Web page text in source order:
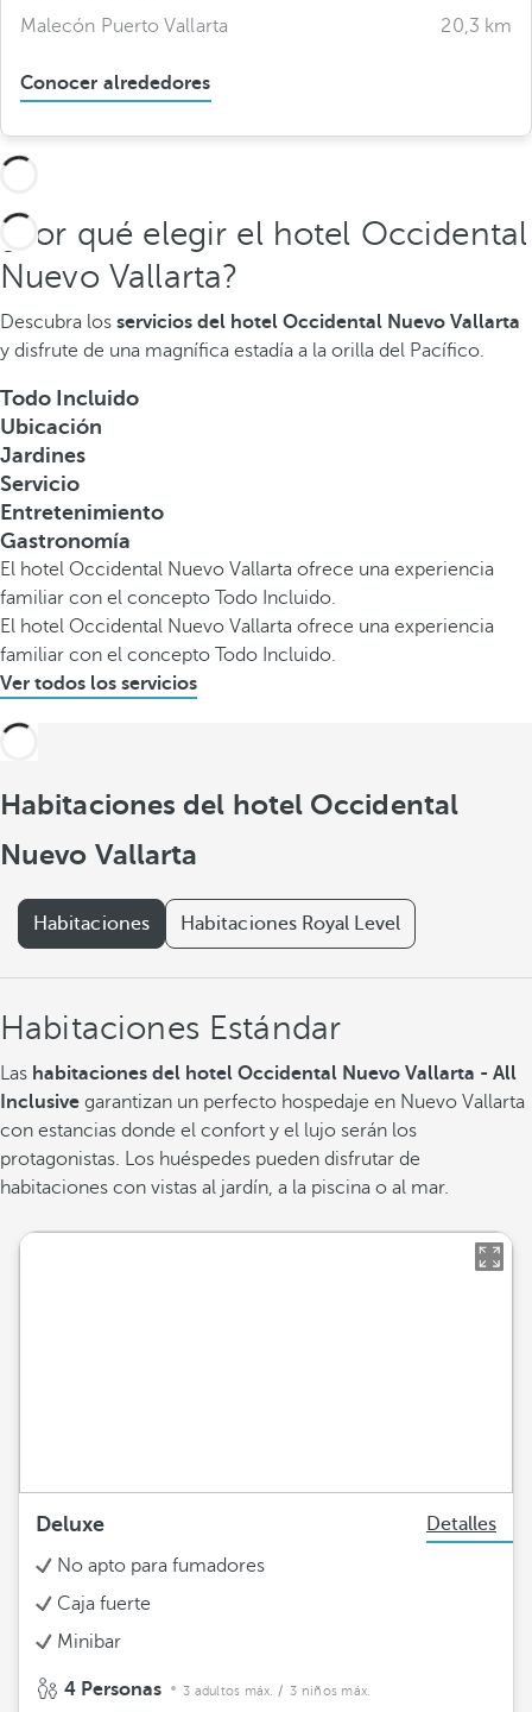
Malecón Puerto Vallarta
20,3 km
Conocer alrededores
¿Por qué elegir el hotel Occidental
Nuevo Vallarta?
Descubra los servicios del hotel Occidental Nuevo Vallarta
y disfrute de una magnífica estadía a la orilla del Pacífico.
Todo Incluido
Ubicación
Jardines
Servicio
Entretenimiento
Gastronomía
El hotel Occidental Nuevo Vallarta ofrece una experiencia
familiar con el concepto Todo Incluido.
El hotel Occidental Nuevo Vallarta ofrece una experiencia
familiar con el concepto Todo Incluido.
Ver todos los servicios
Habitaciones del hotel Occidental
Nuevo Vallarta
Habitaciones Habitaciones Royal Level
Habitaciones Estándar
Las habitaciones del hotel Occidental Nuevo Vallarta - All
Inclusive garantizan un perfecto hospedaje en Nuevo Vallarta
con estancias donde el confort y el lujo serán los
protagonistas. Los huéspedes pueden disfrutar de
habitaciones con vistas al jardín, a la piscina o al mar.
Deluxe
Detalles
No apto para fumadores
Caja fuerte
Minibar
4 Personas 3 adultos máx. / 3 niños máx.